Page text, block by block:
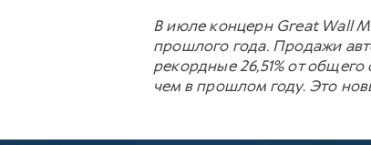
В июле концерн Great Wall
прошлого года. Продажи
рекордные 26,51% от
чем в прошлом году. Это